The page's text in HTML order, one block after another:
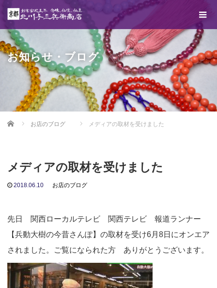
お知らせ・ブログ
Home お店のブログ メディアの取材を受けました
メディアの取材を受けました
2018.06.10 お店のブログ
先日 関西ローカルテレビ 関西テレビ 報道ランナー
【兵動大樹の今昔さんぽ】の取材を受け6月8日にオンエア
されました。ご覧になられた方 ありがとうございます。